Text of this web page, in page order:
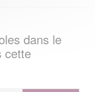
dans le
cette